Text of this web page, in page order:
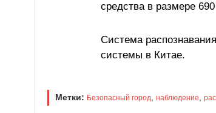
средства в размере
Система
системы в Китае.
Метки: Безопасный город наблюдение